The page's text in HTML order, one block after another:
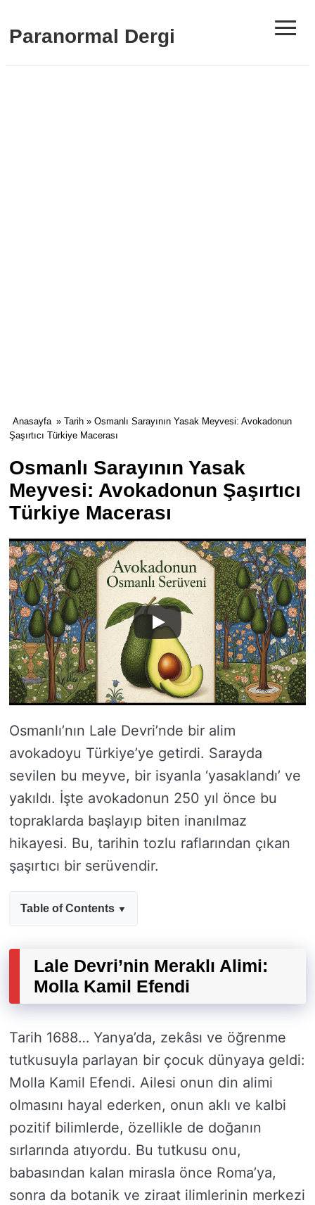
Paranormal Dergi ≡
Anasayfa » Tarih » Osmanlı Sarayının Yasak Meyvesi: Avokadonun
Şaşırtıcı Türkiye Macerası
Osmanlı Sarayının Yasak
Meyvesi: Avokadonun Şaşırtıcı
Türkiye Macerası
Osmanlı’nın Lale Devri’nde bir alim
avokadoyu Türkiye’ye getirdi. Sarayda
sevilen bu meyve, bir isyanla ‘yasaklandı’ ve
yakıldı. İşte avokadonun 250 yıl önce bu
topraklarda başlayıp biten inanılmaz
hikayesi. Bu, tarihin tozlu raflarından çıkan
şaşırtıcı bir serüvendir.
Table of Contents
Lale Devri’nin Meraklı Alimi:
Molla Kamil Efendi
Tarih 1688… Yanya’da, zekâsı ve öğrenme
tutkusuyla parlayan bir çocuk dünyaya geldi:
Molla Kamil Efendi. Ailesi onun din alimi
olmasını hayal ederken, onun aklı ve kalbi
pozitif bilimlerde, özellikle de doğanın
sırlarında atıyordu. Bu tutkusu onu,
babasından kalan mirasla önce Roma’ya,
sonra da botanik ve ziraat ilimlerinin merkezi